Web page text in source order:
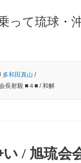
って琉球・
多和田真山 /
長射殺 ■４■ / 和解
/ 旭琉会